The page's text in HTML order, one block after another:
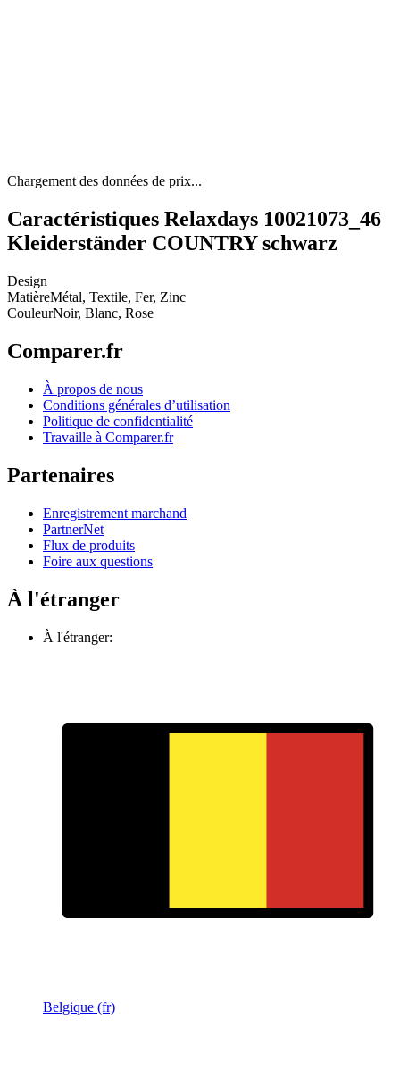
Chargement des données de prix...
Caractéristiques Relaxdays 10021073_46
Kleiderständer COUNTRY schwarz
Design
MatièreMétal, Textile, Fer, Zinc
CouleurNoir, Blanc, Rose
Comparer.fr
À propos de nous
Conditions générales d’utilisation
Politique de confidentialité
Travaille à Comparer.fr
Partenaires
Enregistrement marchand
PartnerNet
Flux de produits
Foire aux questions
À l'étranger
À l'étranger:
Belgique (fr)